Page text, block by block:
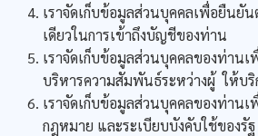
เราจัดเก็บข้อมูลส่วนบุคคลเพื่อยืนยั
เดียวในการเข้าถึงบัญชีของท่าน
เราจัดเก็บข้อมูลส่วนบุคคลของท่านเ
บริหารความสัมพันธ์ระหว่างผู้ ให้บริ
เราจัดเก็บข้อมูลส่วนบุคคลของท่าน
กฎหมาย และระเบียบบังคับใช้ของรัฐ